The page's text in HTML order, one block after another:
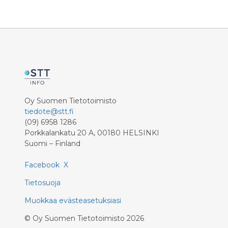
Niemi-Sampan, Lola Odusoga ja Miro
Oy Suomen Tietotoimisto
tiedote@stt.fi
(09) 6958 1286
Porkkalankatu 20 A, 00180 HELSINKI
Suomi – Finland
Facebook X
Tietosuoja
Muokkaa evästeasetuksiasi
© Oy Suomen Tietotoimisto 2026